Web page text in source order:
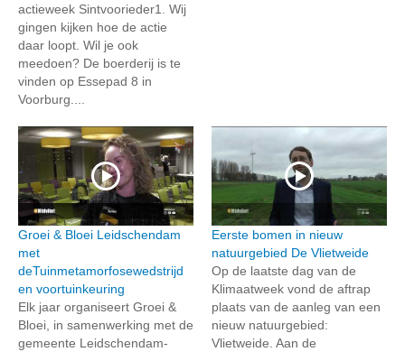
actieweek Sintvoorieder1. Wij
gingen kijken hoe de actie
daar loopt. Wil je ook
meedoen? De boerderij is te
vinden op Essepad 8 in
Voorburg....
Groei & Bloei Leidschendam
met
deTuinmetamorfosewedstrijd
en voortuinkeuring
Elk jaar organiseert Groei &
Bloei, in samenwerking met de
gemeente Leidschendam-
Eerste bomen in nieuw
natuurgebied De Vlietweide
Op de laatste dag van de
Klimaatweek vond de aftrap
plaats van de aanleg van een
nieuw natuurgebied:
Vlietweide. Aan de